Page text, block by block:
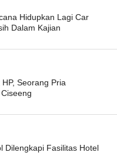
Hidupkan Lagi Car
Dalam Kajian
Seorang Pria
Dilengkapi Fasilitas Hotel